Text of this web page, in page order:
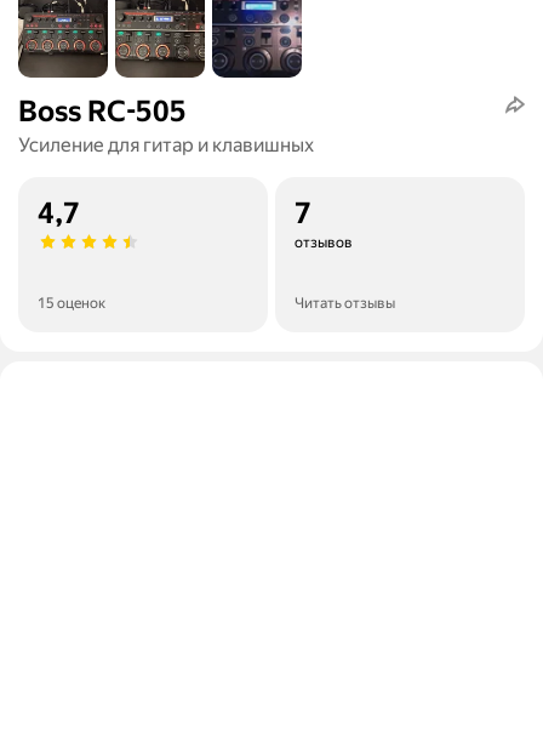
Boss RC-505
Усиление для гитар и клавишных
4,7
15 оценок
7
отзывов
Читать отзывы